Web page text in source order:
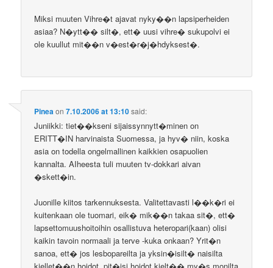
Miksi muuten Vihre�t ajavat nyky��n lapsiperheiden
asiaa? N�ytt�� silt�, ett� uusi vihre� sukupolvi ei
ole kuullut mit��n v�est�r�j�hdyksest�.
Pineaon7.10.2006 at 13:10said:
Juniikki: tiet��kseni sijaissynnytt�minen on
ERITT�IN harvinaista Suomessa, ja hyv� niin, koska
asia on todella ongelmallinen kaikkien osapuolien
kannalta. AIheesta tuli muuten tv-dokkari aivan
�skett�in.
Juonille kiitos tarkennuksesta. Valitettavasti l��k�ri ei
kuitenkaan ole tuomari, eik� mik��n takaa sit�, ett�
lapsettomuushoitoihin osallistuva heteropari(kaan) olisi
kaikin tavoin normaali ja terve -kuka onkaan? Yrit�n
sanoa, ett� jos lesbopareilta ja yksin�isilt� naisilta